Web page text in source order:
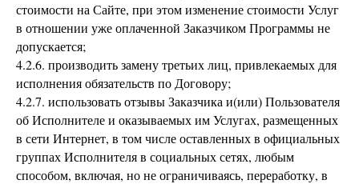
стоимости на Сайте, при этом изменение стоимости Услуг
в отношении уже оплаченной Заказчиком Программы не
допускается;
4.2.6. производить замену третьих лиц, привлекаемых для
исполнения обязательств по Договору;
4.2.7. использовать отзывы Заказчика и(или) Пользователя
об Исполнителе и оказываемых им Услугах, размещенных
в сети Интернет, в том числе оставленных в официальных
группах Исполнителя в социальных сетях, любым
способом, включая, но не ограничиваясь, переработку, в